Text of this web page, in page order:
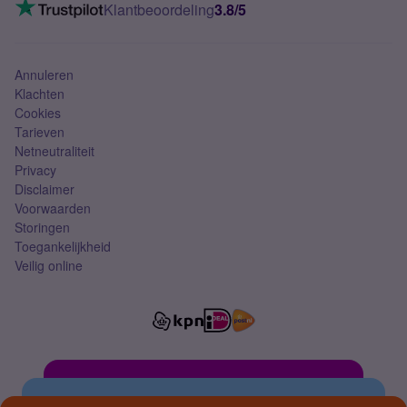
Mobiel abonnement
Klantbeoordeling3.8/5
Annuleren
Klachten
Cookies
Tarieven
Netneutraliteit
Privacy
Disclaimer
Voorwaarden
Storingen
Toegankelijkheid
Veilig online